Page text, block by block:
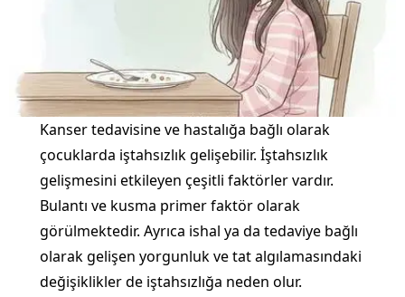
Kanser tedavisine ve hastalığa bağlı olarak
çocuklarda iştahsızlık gelişebilir. İştahsızlık
gelişmesini etkileyen çeşitli faktörler vardır.
Bulantı ve kusma primer faktör olarak
görülmektedir. Ayrıca ishal ya da tedaviye bağlı
olarak gelişen yorgunluk ve tat algılamasındaki
değişiklikler de iştahsızlığa neden olur.